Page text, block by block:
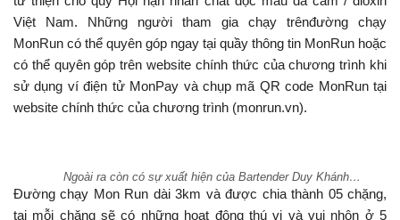
Việt Nam. Những người tham gia chạy trênđường chạy
MonRun có thể quyên góp ngay tại quầy thông tin MonRun hoặc
có thể quyên góp trên website chính thức của chương trình khi
sử dụng ví điện tử MonPay và chụp mã QR code MonRun tại
website chính thức của chương trình (monrun.vn).
Ngoài ra còn có sự xuất hiện của Bartender Duy Khánh…
Đường chạy Mon Run dài 3km và được chia thành 05 chặng,
tại mỗi chặng sẽ có những hoạt động thú vị và vui nhộn ở 5